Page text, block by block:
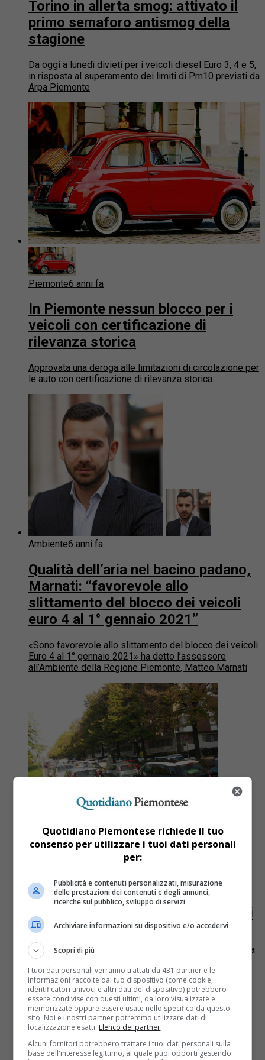
Torino in allerta smog: attivato il
primo semaforo antismog della
stagione
Da oggi a lunedì divieti per i veicoli diesel Euro 3, 4 e 5,
in risposta al superamento dei limiti di Pm10 previsti da
Arpa Piemonte
Piemonte6 anni fa
In Piemonte nessun blocco per i
veicoli con certificazione di
rilevanza storica
Approvata una deroga alle limitazioni di circolazione per
le auto con certificazione di rilevanza storica.
Ambiente6 anni fa
Qualità dell’aria nel bacino padano,
Marnati: “favorevole allo
slittamento del blocco dei veicoli
euro 4 al 1° gennaio 2021”
«Sono favorevole allo slittamento del blocco dei veicoli
Euro 4 al 1° gennaio 2021» ha detto l’assessore
all’Ambiente della Regione Piemonte, Matteo Marnati
Arriva la prima ‘domenica
ecologica’ del 2017: ecco i dettagli
prima delle due domeniche ecologiche pianificate dalla
Città che prevede il blocco della circolazione su...
Quotidiano Piemontese richiede il tuo
consenso per utilizzare i tuoi dati personali
per:
Pubblicità e contenuti personalizzati, misurazione
delle prestazioni dei contenuti e degli annunci,
ricerche sul pubblico, sviluppo di servizi
Archiviare informazioni su dispositivo e/o accedervi
Scopri di più
I tuoi dati personali verranno trattati da 431 partner e le
informazioni raccolte dal tuo dispositivo (come cookie,
identificatori univoci e altri dati del dispositivo) potrebbero
essere condivise con questi ultimi, da loro visualizzate e
memorizzate oppure essere usate nello specifico da questo
sito. Noi e i nostri partner potremmo utilizzare dati di
localizzazione esatti. Elenco dei partner.
Alcuni fornitori potrebbero trattare i tuoi dati personali sulla
base dell'interesse legittimo, al quale puoi opporti gestendo